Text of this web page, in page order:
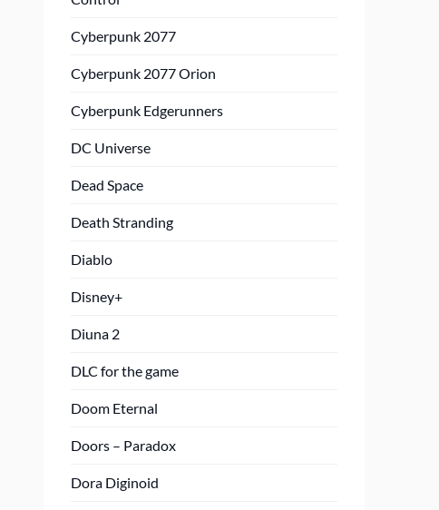
Cyberpunk 2077
Cyberpunk 2077 Orion
Cyberpunk Edgerunners
DC Universe
Dead Space
Death Stranding
Diablo
Disney+
Diuna 2
DLC for the game
Doom Eternal
Doors – Paradox
Dora Diginoid